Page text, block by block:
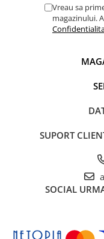
Vreau sa
magazinului.
SUPORT
SOCIAL